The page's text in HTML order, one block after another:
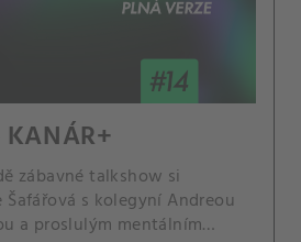
zábavné talkshow si
s kolegyní Andreou
a proslulým mentálním